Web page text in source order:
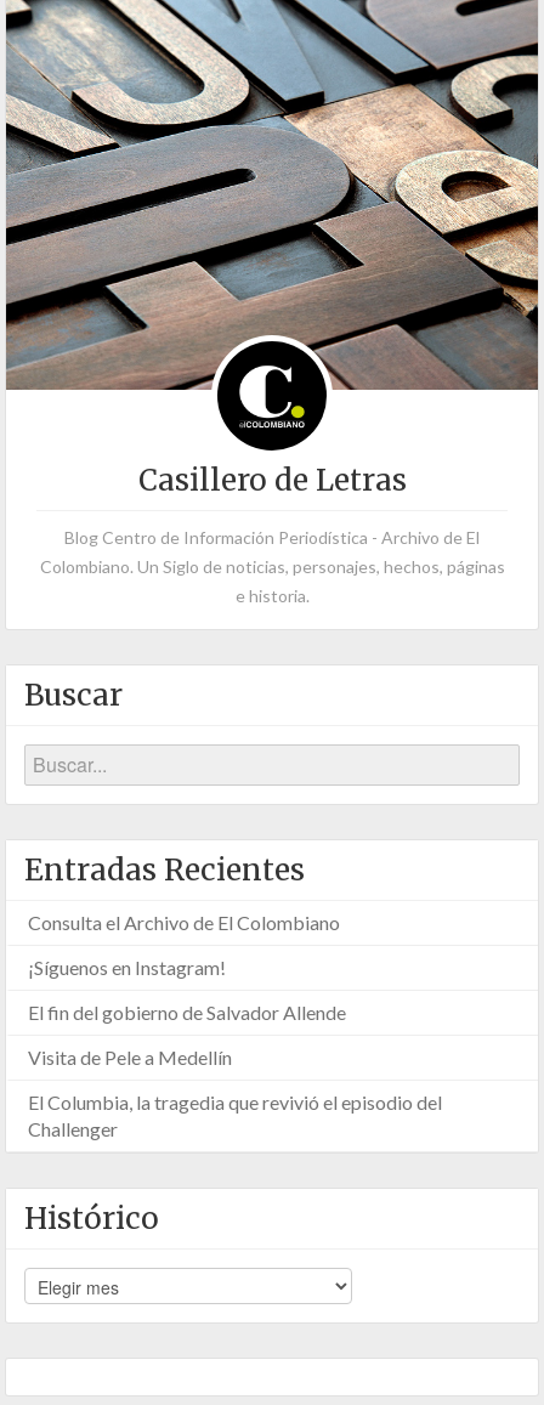
Casillero de Letras
Blog Centro de Información Periodística - Archivo de El
Colombiano. Un Siglo de noticias, personajes, hechos, páginas
e historia.
Buscar
Entradas Recientes
Consulta el Archivo de El Colombiano
¡Síguenos en Instagram!
El fin del gobierno de Salvador Allende
Visita de Pele a Medellín
El Columbia, la tragedia que revivió el episodio del
Challenger
Histórico